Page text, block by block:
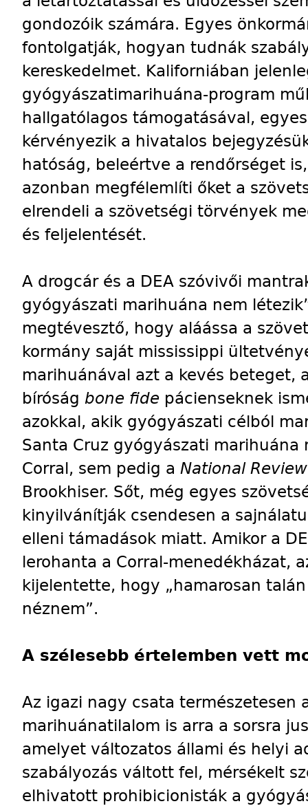
gondozóik számára. Egyes
fontolgatják, hogyan tudnák
kereskedelmet. Kaliforniában
gyógyászatimarihuána-program
hallgatólagos támogatásával,
kérvényezik a hivatalos
hatóság, beleértve a rendőrséget
azonban megfélemlíti őket a
elrendeli a szövetségi törvények
és feljelentését.
A drogcár és a DEA szóvivői
gyógyászati marihuána nem
megtévesztő, hogy aláássa a
kormány saját mississippi
marihuánával azt a kevés beteget,
bíróság bone fide pácienseknek
azokkal, akik gyógyászati célból
Santa Cruz gyógyászati
Corral, sem pedig a National Review
Brookhiser. Sőt, még egyes
kinyilvánítják csendesen a
elleni támadások miatt. Amikor a
lerohanta a Corral-menedékházat,
kijelentette, hogy „hamarosan
néznem”.
A szélesebb értelemben vett
Az igazi nagy csata természetesen
marihuánatilalom is arra a sorsra
amelyet változatos állami és helyi
szabályozás váltott fel, mérsékelt
elhivatott prohibicionisták a